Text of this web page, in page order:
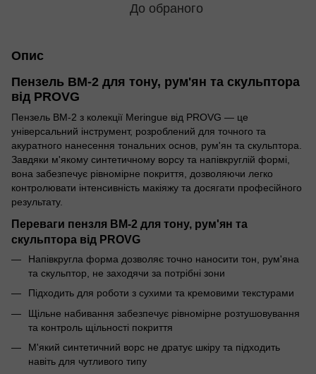
До обраного
Опис
Пензель BM-2 для тону, рум'ян та скульптора
від PROVG
Пензель BM-2 з колекції Meringue від PROVG — це
універсальний інструмент, розроблений для точного та
акуратного нанесення тональних основ, рум'ян та скульптора.
Завдяки м'якому синтетичному ворсу та напівкруглій формі,
вона забезпечує рівномірне покриття, дозволяючи легко
контролювати інтенсивність макіяжу та досягати професійного
результату.
Переваги пензля BM-2 для тону, рум'ян та
скульптора від PROVG
Напівкругла форма дозволяє точно наносити тон, рум'яна
та скульптор, не заходячи за потрібні зони
Підходить для роботи з сухими та кремовими текстурами
Щільне набивання забезпечує рівномірне розтушовування
та контроль щільності покриття
М'який синтетичний ворс не дратує шкіру та підходить
навіть для чутливого типу